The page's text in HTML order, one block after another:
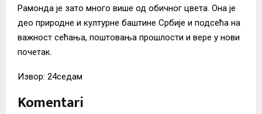
Рамонда је зато много више од обичног цвета. Она је
део природне и културне баштине Србије и подсећа на
важност сећања, поштовања прошлости и вере у нови
почетак.
Извор: 24седам
Komentari